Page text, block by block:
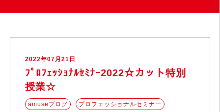
2022年07月21日
ﾌﾟﾛﾌｪｯｼｮﾅﾙｾﾐﾅｰ2022☆カット特別
授業☆
amuseブログ プロフェッショナルセミナー